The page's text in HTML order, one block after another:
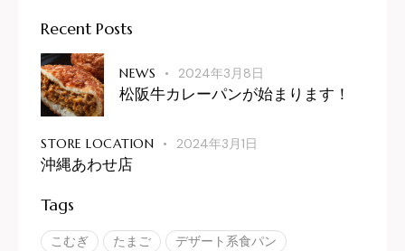
Recent Posts
NEWS 2024年3月8日
松阪牛カレーパンが始まります！
STORE LOCATION 2024年3月1日
沖縄あわせ店
Tags
こむぎ たまご
デザート系食パン